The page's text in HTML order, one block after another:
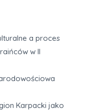
a proces
w II
Karpacki jako